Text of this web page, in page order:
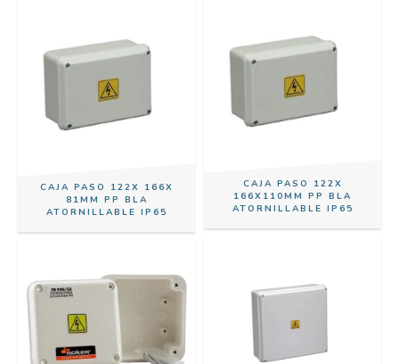
CAJA PASO 122X 166X
81MM PP BLA
ATORNILLABLE IP65
CAJA PASO 122X
166X110MM PP BLA
ATORNILLABLE IP65